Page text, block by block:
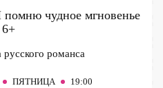
чудное мгновенье
6+
русского романса
ПЯТНИЦА 19:00